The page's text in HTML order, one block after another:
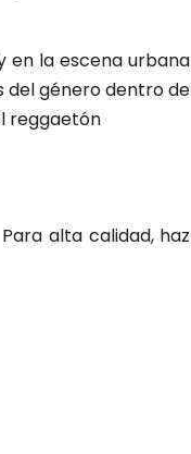
en la escena urbana
del género dentro de
reggaetón
alta calidad, haz